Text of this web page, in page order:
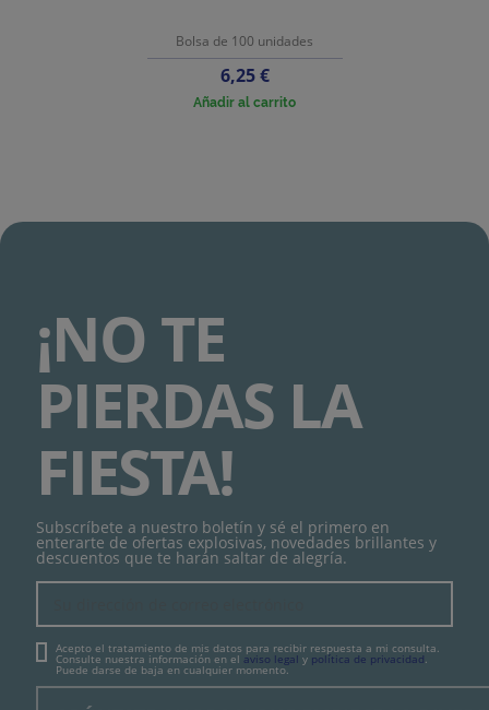
Bolsa de 100 unidades
Precio
6,25 €
Añadir al carrito
¡NO TE
PIERDAS LA
FIESTA!
Subscríbete a nuestro boletín y sé el primero en
enterarte de ofertas explosivas, novedades brillantes y
descuentos que te harán saltar de alegría.
Acepto el tratamiento de mis datos para recibir respuesta a mi consulta.
Consulte nuestra información en el aviso legal y política de privacidad.
Puede darse de baja en cualquier momento.